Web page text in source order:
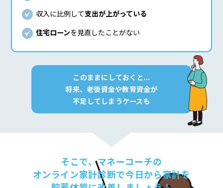
収入に比例して支出が上がっている
住宅ローンを見直したことがない
このままにしておくと...
将来、老後資金や教育資金が
不足してしまうケースも
そこで、マネーコーチの
オンライン家計診断で今日から家計を